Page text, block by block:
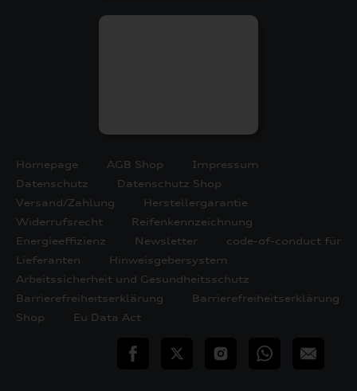
Homepage AGB Shop
Impressum
Datenschutz
Datenschutz Shop
Versand/Zahlung
Herstellergarantie
Widerrufsrecht
Reifenkennzeichnung
Energieeffizienz
Newsletter
code-of-conduct für
Lieferanten
Hinweisgebersystem
Arbeitssicherheit und Gesundheitsschutz
Barrierefreiheitserklärung
Barrierefreiheitserklärung
Shop
Eu Data Act
teilen Twitter InstagramWhatsApp
E-